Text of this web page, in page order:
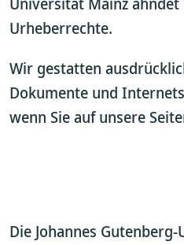
Urheberrechte.
Wir gestatten
Dokumente und
wenn Sie auf unsere
Die Johannes